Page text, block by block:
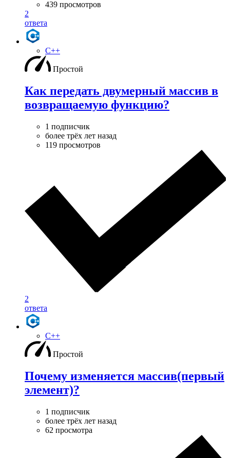
439 просмотров
2
ответа
C++
Простой
Как передать двумерный массив в
возвращаемую функцию?
1 подписчик
более трёх лет назад
119 просмотров
2
ответа
C++
Простой
Почему изменяется массив(первый
элемент)?
1 подписчик
более трёх лет назад
62 просмотра